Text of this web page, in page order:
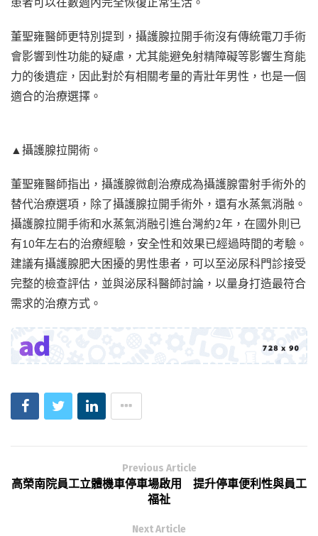
董聖雍醫師更特別提到，攝護腺拉開手術沒有傳統電刀手術
會影響到性功能的疑慮，尤其能避免射精障礙等影響生育能
力的後遺症，因此對於有相關考量的青壯年男性，也是一個
適合的治療選擇。
▲攝護腺拉開術。
董聖雍醫師指出，攝護腺微創治療成為攝護腺雷射手術外的
替代治療選項，除了攝護腺拉開手術外，還有水蒸氣消融。
攝護腺拉開手術和水蒸氣消融引進台灣約2年，在國外則已
有10年左右的治療經驗，安全性和效果已經過時間的考驗。
建議有攝護腺肥大困擾的男性患者，可以至泌尿科門診接受
完整的檢查評估，並與泌尿科醫師討論，以量身打造最符合
需求的治療方式。
Previous Article
高榮南院員工立體機車停車場啟用 提升停車便利性與員工
福祉
Next Article